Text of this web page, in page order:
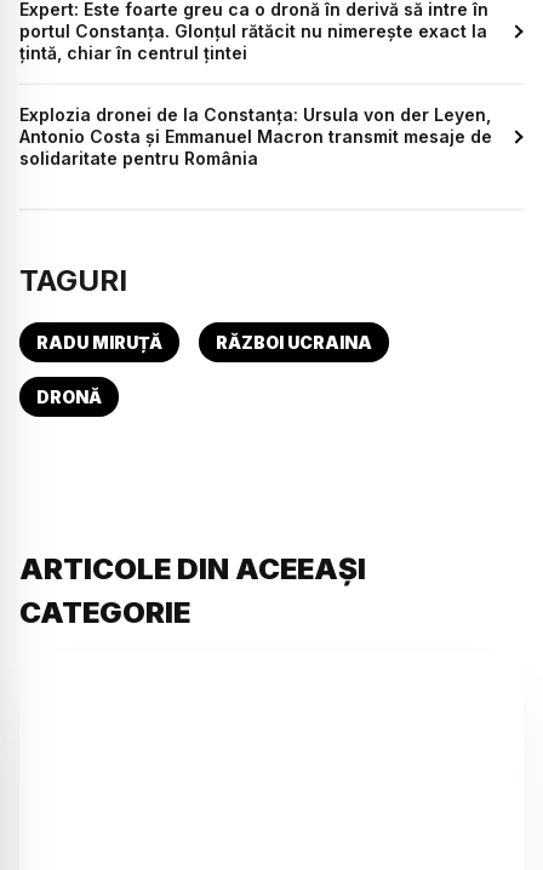
Expert: Este foarte greu ca o dronă în derivă să intre în
portul Constanța. Glonțul rătăcit nu nimerește exact la
țintă, chiar în centrul țintei
Explozia dronei de la Constanța: Ursula von der Leyen,
Antonio Costa și Emmanuel Macron transmit mesaje de
solidaritate pentru România
TAGURI
RADU MIRUȚĂ RĂZBOI UCRAINA
DRONĂ
ARTICOLE DIN ACEEAȘI
CATEGORIE